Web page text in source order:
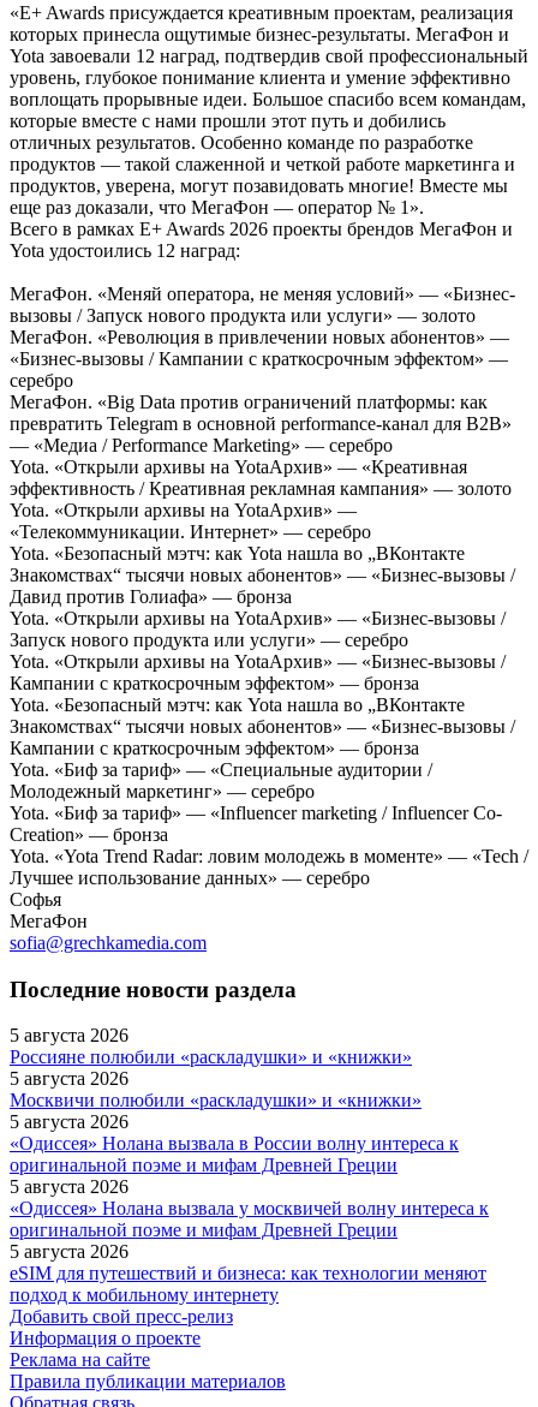
«E+ Awards присуждается креативным проектам, реализация
которых принесла ощутимые бизнес-результаты. МегаФон и
Yota завоевали 12 наград, подтвердив свой профессиональный
уровень, глубокое понимание клиента и умение эффективно
воплощать прорывные идеи. Большое спасибо всем командам,
которые вместе с нами прошли этот путь и добились
отличных результатов. Особенно команде по разработке
продуктов — такой слаженной и четкой работе маркетинга и
продуктов, уверена, могут позавидовать многие! Вместе мы
еще раз доказали, что МегаФон — оператор № 1».
Всего в рамках E+ Awards 2026 проекты брендов МегаФон и
Yota удостоились 12 наград:
МегаФон. «Меняй оператора, не меняя условий» — «Бизнес-
вызовы / Запуск нового продукта или услуги» — золото
МегаФон. «Революция в привлечении новых абонентов» —
«Бизнес-вызовы / Кампании с краткосрочным эффектом» —
серебро
МегаФон. «Big Data против ограничений платформы: как
превратить Telegram в основной performance-канал для B2B»
— «Медиа / Performance Marketing» — серебро
Yota. «Открыли архивы на YotaАрхив» — «Креативная
эффективность / Креативная рекламная кампания» — золото
Yota. «Открыли архивы на YotaАрхив» —
«Телекоммуникации. Интернет» — серебро
Yota. «Безопасный мэтч: как Yota нашла во „ВКонтакте
Знакомствах“ тысячи новых абонентов» — «Бизнес-вызовы /
Давид против Голиафа» — бронза
Yota. «Открыли архивы на YotaАрхив» — «Бизнес-вызовы /
Запуск нового продукта или услуги» — серебро
Yota. «Открыли архивы на YotaАрхив» — «Бизнес-вызовы /
Кампании с краткосрочным эффектом» — бронза
Yota. «Безопасный мэтч: как Yota нашла во „ВКонтакте
Знакомствах“ тысячи новых абонентов» — «Бизнес-вызовы /
Кампании с краткосрочным эффектом» — бронза
Yota. «Биф за тариф» — «Специальные аудитории /
Молодежный маркетинг» — серебро
Yota. «Биф за тариф» — «Influencer marketing / Influencer Co-
Creation» — бронза
Yota. «Yota Trend Radar: ловим молодежь в моменте» — «Tech /
Лучшее использование данных» — серебро
Софья
МегаФон
sofia@grechkamedia.com
Последние новости раздела
5 августа 2026
Россияне полюбили «раскладушки» и «книжки»
5 августа 2026
Москвичи полюбили «раскладушки» и «книжки»
5 августа 2026
«Одиссея» Нолана вызвала в России волну интереса к
оригинальной поэме и мифам Древней Греции
5 августа 2026
«Одиссея» Нолана вызвала у москвичей волну интереса к
оригинальной поэме и мифам Древней Греции
5 августа 2026
eSIM для путешествий и бизнеса: как технологии меняют
подход к мобильному интернету
Добавить свой пресс-релиз
Информация о проекте
Реклама на сайте
Правила публикации материалов